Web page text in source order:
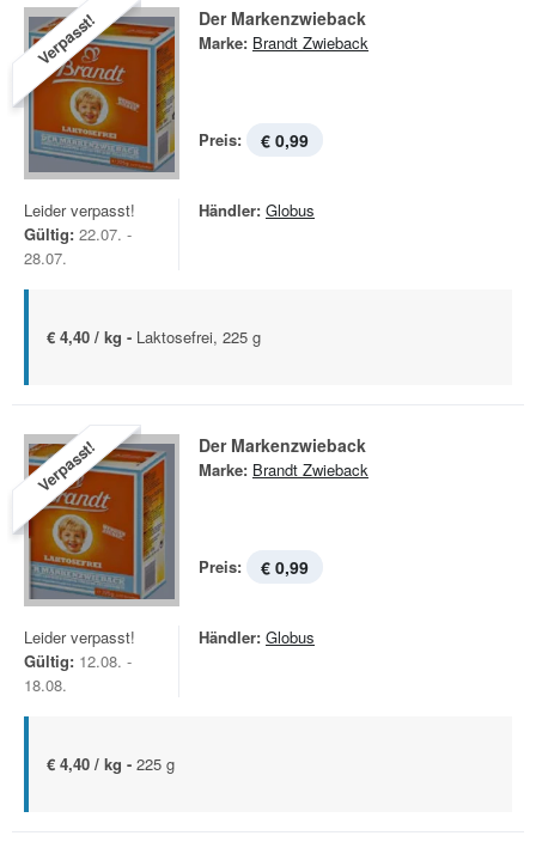
Verpasst! Der Markenzwieback
Marke: Brandt Zwieback
Preis: € 0,99
Leider verpasst!
Gültig: 22.07. -
28.07.
Händler: Globus
€ 4,40 / kg - Laktosefrei, 225 g
Verpasst! Der Markenzwieback
Marke: Brandt Zwieback
Preis: € 0,99
Leider verpasst!
Gültig: 12.08. -
18.08.
Händler: Globus
€ 4,40 / kg - 225 g